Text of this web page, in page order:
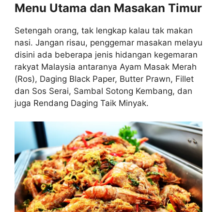
Menu Utama dan Masakan Timur
Setengah orang, tak lengkap kalau tak makan
nasi. Jangan risau, penggemar masakan melayu
disini ada beberapa jenis hidangan kegemaran
rakyat Malaysia antaranya Ayam Masak Merah
(Ros), Daging Black Paper, Butter Prawn, Fillet
dan Sos Serai, Sambal Sotong Kembang, dan
juga Rendang Daging Taik Minyak.